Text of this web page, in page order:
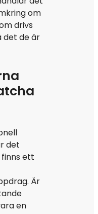
om
drivs
det de är
det
ett
Är
en